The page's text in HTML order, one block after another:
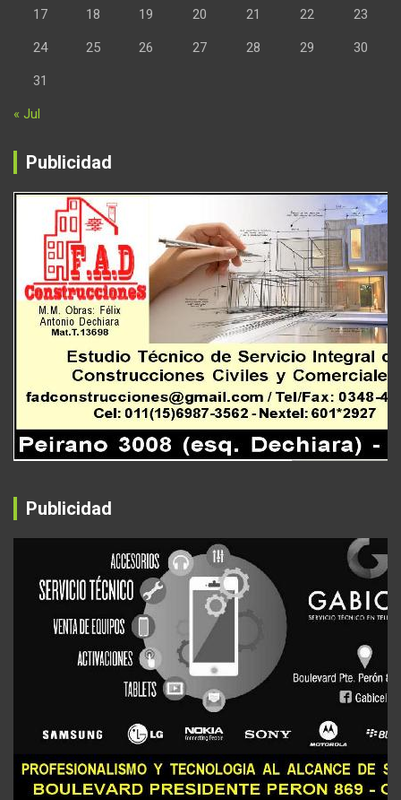
17 18 19 20 21 22 23
24 25 26 27 28 29 30
31
« Jul
Publicidad
Publicidad